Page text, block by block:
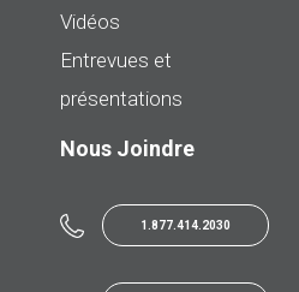
Vidéos
Entrevues et
présentations
Nous Joindre
1.877.414.2030